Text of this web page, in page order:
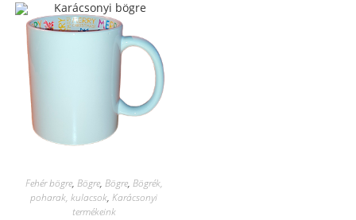
Fehér bögre, Bögre, Bögre, Bögrék,
poharak, kulacsok,Karácsonyi
termékeink